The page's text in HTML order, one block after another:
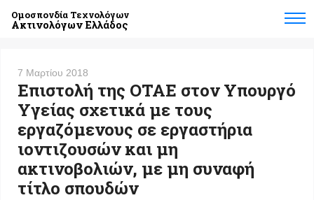
Ομοσπονδία Τεχνολόγων
Ακτινολόγων Ελλάδος
7 Μαρτίου 2018
Επιστολή της ΟΤΑΕ στον Υπουργό
Υγείας σχετικά με τους
εργαζόμενους σε εργαστήρια
ιοντιζουσών και μη
ακτινοβολιών, με μη συναφή
τίτλο σπουδών